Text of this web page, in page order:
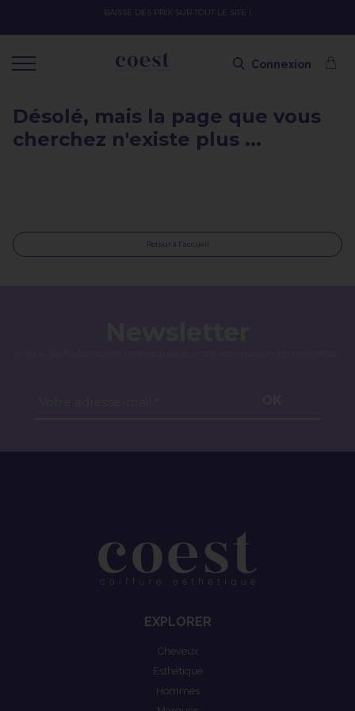
BAISSE DES PRIX SUR TOUT LE SITE !
Connexion
Désolé, mais la page que vous
cherchez n'existe plus ...
Retour à l'accueil
EXPLORER
Cheveux
Esthétique
Hommes